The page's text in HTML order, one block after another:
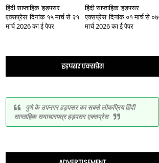
हिंदी साप्ताहिक ‘हड़पसर
एक्सप्रेस’ दिनांक १५ मार्च से २१
मार्च 2026 का ई पेपर
हिंदी साप्ताहिक ‘हड़पसर
एक्सप्रेस’ दिनांक ०१ मार्च से ०७
मार्च 2026 का ई पेपर
हड़पसर एक्सप्रेस
पुणे के उपनगर हड़पसर का सबसे लोकप्रिय हिंदी
साप्ताहिक समाचारपत्र हड़पसर एक्सप्रेस